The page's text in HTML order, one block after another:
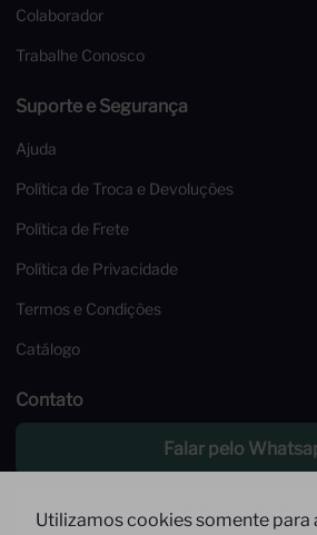
Utilizamos cookies somente para
Colaborador
Trabalhe Conosco
Suporte e Segurança
Ajuda
Política de Troca e Devoluções
Política de Frete
Política de Privacidade
Termos e Condições
Catálogo
Contato
Falar pelo
Enviar um email